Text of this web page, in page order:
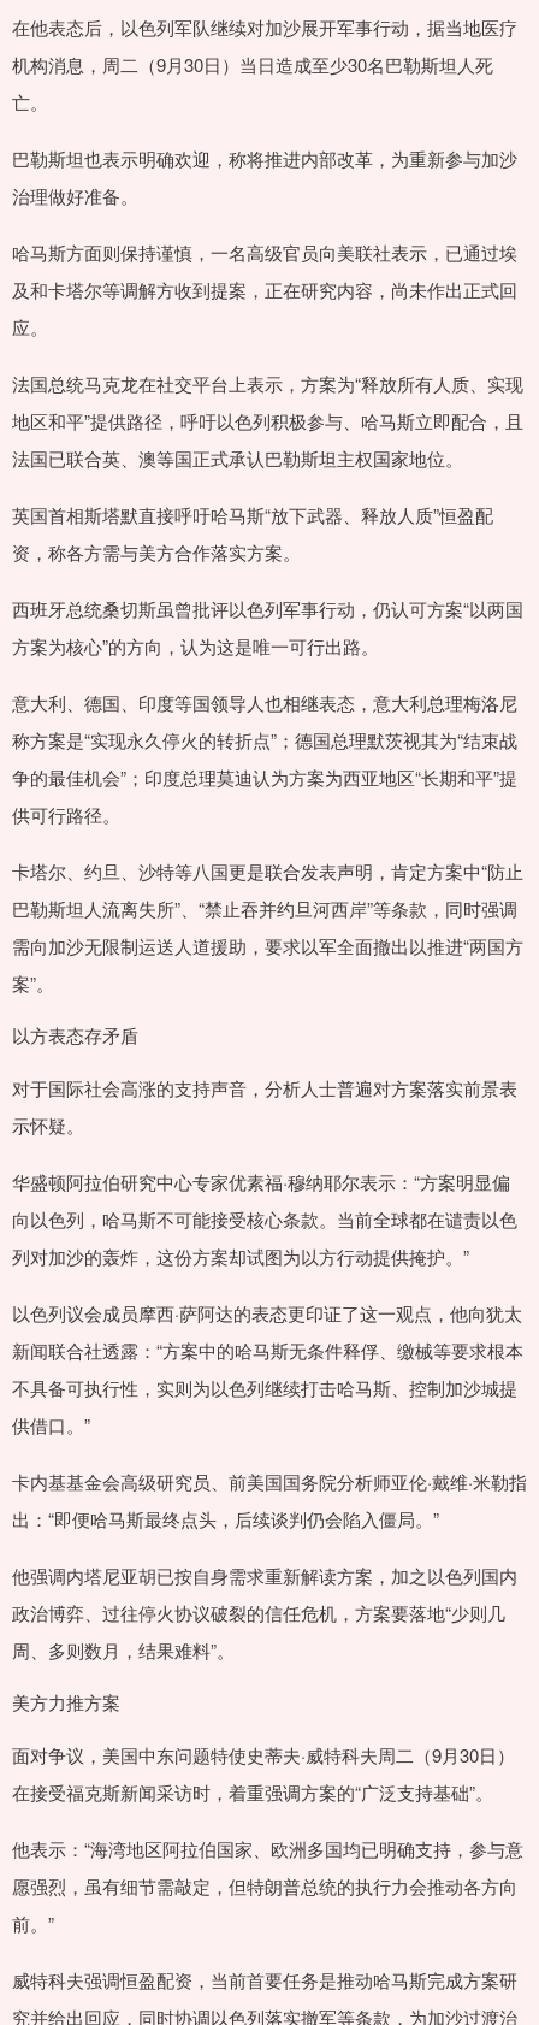
在他表态后，以色列军队继续对加沙展开军事行动，据当地医疗
机构消息，周二（9月30日）当日造成至少30名巴勒斯坦人死
亡。
巴勒斯坦也表示明确欢迎，称将推进内部改革，为重新参与加沙
治理做好准备。
哈马斯方面则保持谨慎，一名高级官员向美联社表示，已通过埃
及和卡塔尔等调解方收到提案，正在研究内容，尚未作出正式回
应。
法国总统马克龙在社交平台上表示，方案为“释放所有人质、实现
地区和平”提供路径，呼吁以色列积极参与、哈马斯立即配合，且
法国已联合英、澳等国正式承认巴勒斯坦主权国家地位。
英国首相斯塔默直接呼吁哈马斯“放下武器、释放人质”恒盈配
资，称各方需与美方合作落实方案。
西班牙总统桑切斯虽曾批评以色列军事行动，仍认可方案“以两国
方案为核心”的方向，认为这是唯一可行出路。
意大利、德国、印度等国领导人也相继表态，意大利总理梅洛尼
称方案是“实现永久停火的转折点”；德国总理默茨视其为“结束战
争的最佳机会”；印度总理莫迪认为方案为西亚地区“长期和平”提
供可行路径。
卡塔尔、约旦、沙特等八国更是联合发表声明，肯定方案中“防止
巴勒斯坦人流离失所”、“禁止吞并约旦河西岸”等条款，同时强调
需向加沙无限制运送人道援助，要求以军全面撤出以推进“两国方
案”。
以方表态存矛盾
对于国际社会高涨的支持声音，分析人士普遍对方案落实前景表
示怀疑。
华盛顿阿拉伯研究中心专家优素福·穆纳耶尔表示：“方案明显偏
向以色列，哈马斯不可能接受核心条款。当前全球都在谴责以色
列对加沙的轰炸，这份方案却试图为以方行动提供掩护。”
以色列议会成员摩西·萨阿达的表态更印证了这一观点，他向犹太
新闻联合社透露：“方案中的哈马斯无条件释俘、缴械等要求根本
不具备可执行性，实则为以色列继续打击哈马斯、控制加沙城提
供借口。”
卡内基基金会高级研究员、前美国国务院分析师亚伦·戴维·米勒指
出：“即便哈马斯最终点头，后续谈判仍会陷入僵局。”
他强调内塔尼亚胡已按自身需求重新解读方案，加之以色列国内
政治博弈、过往停火协议破裂的信任危机，方案要落地“少则几
周、多则数月，结果难料”。
美方力推方案
面对争议，美国中东问题特使史蒂夫·威特科夫周二（9月30日）
在接受福克斯新闻采访时，着重强调方案的“广泛支持基础”。
他表示：“海湾地区阿拉伯国家、欧洲多国均已明确支持，参与意
愿强烈，虽有细节需敲定，但特朗普总统的执行力会推动各方向
前。”
威特科夫强调恒盈配资，当前首要任务是推动哈马斯完成方案研
究并给出回应，同时协调以色列落实撤军等条款，为加沙过渡治